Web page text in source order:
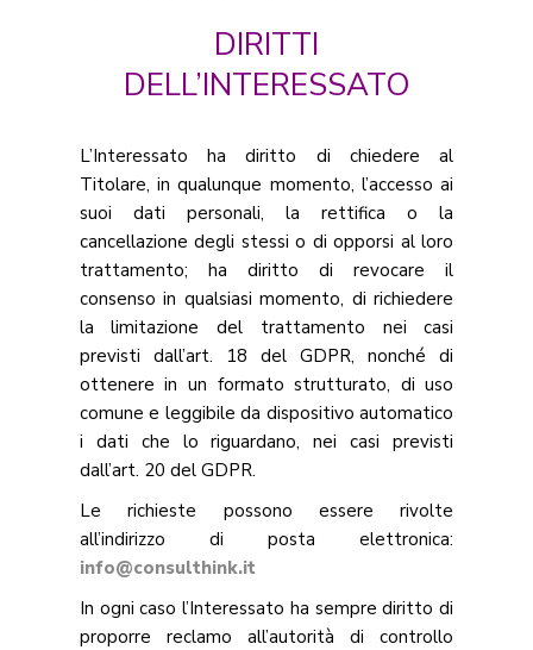
DIRITTI
DELL’INTERESSATO
L’Interessato ha diritto di chiedere al
Titolare, in qualunque momento, l’accesso ai
suoi dati personali, la rettifica o la
cancellazione degli stessi o di opporsi al loro
trattamento; ha diritto di revocare il
consenso in qualsiasi momento, di richiedere
la limitazione del trattamento nei casi
previsti dall’art. 18 del GDPR, nonché di
ottenere in un formato strutturato, di uso
comune e leggibile da dispositivo automatico
i dati che lo riguardano, nei casi previsti
dall’art. 20 del GDPR.
Le richieste possono essere rivolte
all’indirizzo di posta elettronica:
info@consulthink.it
In ogni caso l’Interessato ha sempre diritto di
proporre reclamo all’autorità di controllo